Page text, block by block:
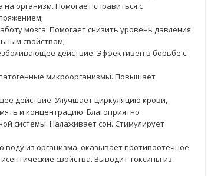
организм. Помогает справиться с
мозга. Помогает снизить уровень давления.
свойством;
действие. Эффективен в борьбе с
микроорганизмы. Повышает
действие. Улучшает циркуляцию крови,
и концентрацию. Благоприятно
системы. Налаживает сон. Стимулирует
из организма, оказывает противоотечное
свойства. Выводит токсины из